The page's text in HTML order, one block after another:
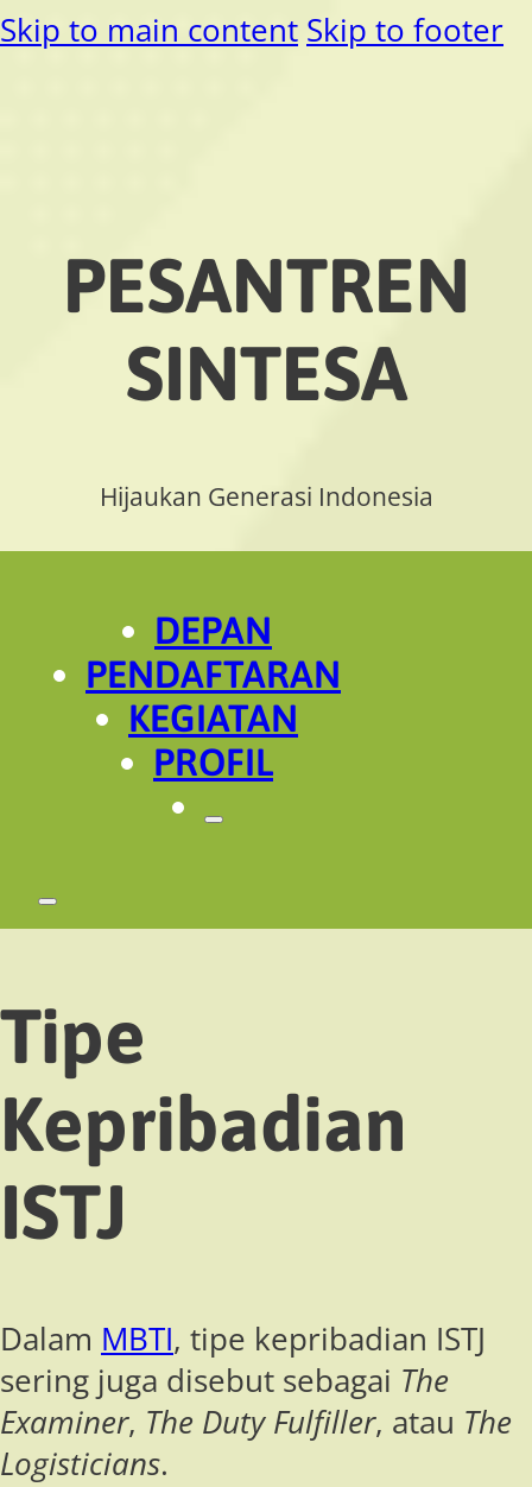
Skip to main content Skip to footer
PESANTREN
SINTESA
Hijaukan Generasi Indonesia
DEPAN
PENDAFTARAN
KEGIATAN
PROFIL
Tipe
Kepribadian
ISTJ
Dalam MBTI, tipe kepribadian ISTJ
sering juga disebut sebagai The
Examiner, The Duty Fulfiller, atau The
Logisticians.